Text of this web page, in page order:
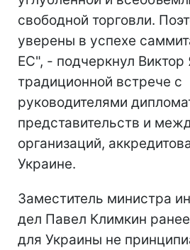
свободной торговли.
уверены в успехе
ЕС", - подчеркнул Виктор
традиционной встрече с
руководителями
представительств и
организаций,
Украине.
Заместитель министра
дел Павел Климкин ранее
для Украины не